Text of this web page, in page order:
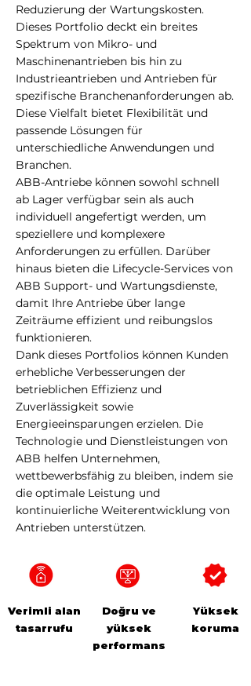
Reduzierung der Wartungskosten.
Dieses Portfolio deckt ein breites
Spektrum von Mikro- und
Maschinenantrieben bis hin zu
Industrieantrieben und Antrieben für
spezifische Branchenanforderungen ab.
Diese Vielfalt bietet Flexibilität und
passende Lösungen für
unterschiedliche Anwendungen und
Branchen.
ABB-Antriebe können sowohl schnell
ab Lager verfügbar sein als auch
individuell angefertigt werden, um
speziellere und komplexere
Anforderungen zu erfüllen. Darüber
hinaus bieten die Lifecycle-Services von
ABB Support- und Wartungsdienste,
damit Ihre Antriebe über lange
Zeiträume effizient und reibungslos
funktionieren.
Dank dieses Portfolios können Kunden
erhebliche Verbesserungen der
betrieblichen Effizienz und
Zuverlässigkeit sowie
Energieeinsparungen erzielen. Die
Technologie und Dienstleistungen von
ABB helfen Unternehmen,
wettbewerbsfähig zu bleiben, indem sie
die optimale Leistung und
kontinuierliche Weiterentwicklung von
Antrieben unterstützen.
Verimli alan
tasarrufu
Doğru ve
yüksek
performans
Yüksek
koruma